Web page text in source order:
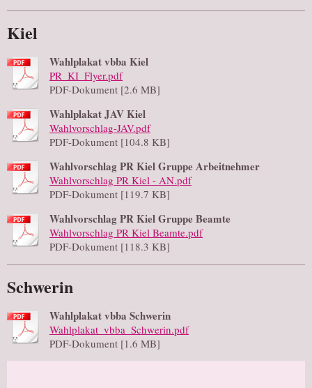
Kiel
Wahlplakat vbba Kiel
PR_KI_Flyer.pdf
PDF-Dokument [2.6 MB]
Wahlplakat JAV Kiel
Wahlvorschlag-JAV.pdf
PDF-Dokument [104.8 KB]
Wahlvorschlag PR Kiel Gruppe Arbeitnehmer
Wahlvorschlag PR Kiel - AN.pdf
PDF-Dokument [119.7 KB]
Wahlvorschlag PR Kiel Gruppe Beamte
Wahlvorschlag PR Kiel Beamte.pdf
PDF-Dokument [118.3 KB]
Schwerin
Wahlplakat vbba Schwerin
Wahlplakat_vbba_Schwerin.pdf
PDF-Dokument [1.6 MB]